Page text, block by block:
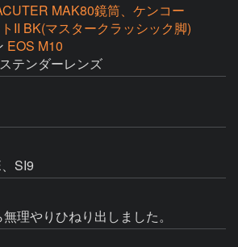
MAK80鏡筒、ケンコー
II BK(マスタークラッシック脚)
EOS M10
テンダーレンズ
SI9
理やりひねり出しました。